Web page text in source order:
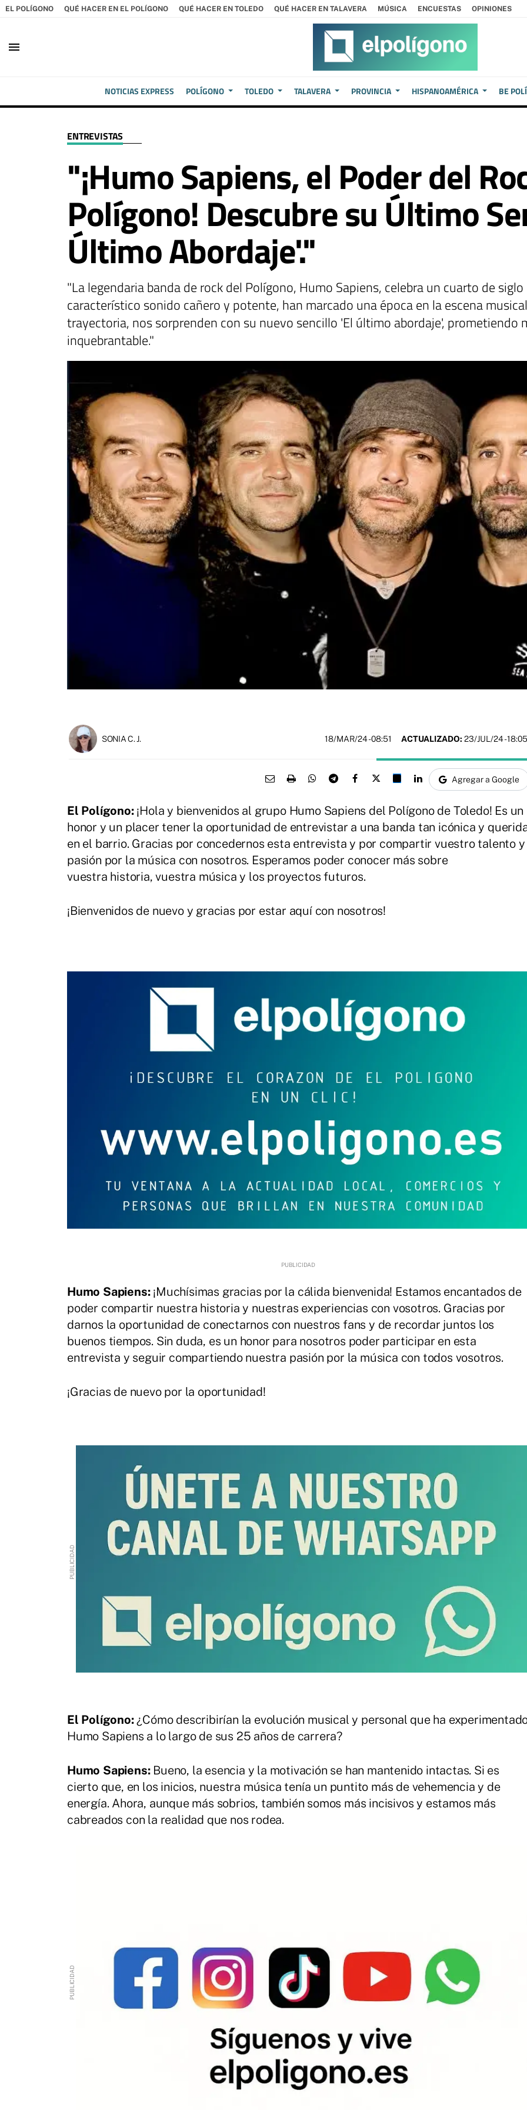
EL POLÍGONO QUÉ HACER EN EL POLÍGONO QUÉ HACER EN TOLEDO QUÉ HACER EN TALAVERA MÚSICA ENCUESTAS OPINIONES
menu
NOTICIAS EXPRESS POLÍGONO TOLEDO TALAVERA PROVINCIA HISPANOAMÉRICA BE
ENTREVISTAS
"¡Humo Sapiens, el Poder del
Polígono! Descubre su Último
Último Abordaje'."
"La legendaria banda de rock del Polígono, Humo Sapiens, celebra un cuarto de
característico sonido cañero y potente, han marcado una época en la escena
trayectoria, nos sorprenden con su nuevo sencillo 'El último abordaje', prometiendo
inquebrantable."
SONIA C. J. 18/MAR/24- 08:51 ACTUALIZADO: 23/JUL/24 - 18:05
Agregar a Google
El Polígono:¡Hola y bienvenidos al grupo Humo Sapiens del Polígono de Toledo! Es un
honor y un placer tener la oportunidad de entrevistar a una banda tan icónica y
en el barrio. Gracias por concedernos esta entrevista y por compartir vuestro talento y
pasión por la música con nosotros. Esperamos poder conocer más sobre
vuestra historia, vuestra música y los proyectos futuros.
¡Bienvenidos de nuevo y gracias por estar aquí con nosotros!
Humo Sapiens: ¡Muchísimas gracias por la cálida bienvenida! Estamos encantados de
poder compartir nuestra historia y nuestras experiencias con vosotros. Gracias por
darnos la oportunidad de conectarnos con nuestros fans y de recordar juntos los
buenos tiempos. Sin duda, es un honor para nosotros poder participar en esta
entrevista y seguir compartiendo nuestra pasión por la música con todos vosotros.
¡Gracias de nuevo por la oportunidad!
El Polígono: ¿Cómo describirían la evolución musical y personal que ha
Humo Sapiens a lo largo de sus 25 años de carrera?
Humo Sapiens:Bueno, la esencia y la motivación se han mantenido intactas. Si es
cierto que, en los inicios, nuestra música tenía un puntito más de vehemencia y de
energía. Ahora, aunque más sobrios, también somos más incisivos y estamos más
cabreados con la realidad que nos rodea.